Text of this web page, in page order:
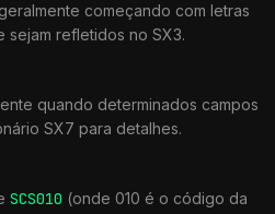
começando com letras
refletidos no SX3.
quando determinados campos
SX7 para detalhes.
SCS010 (onde 010 é o código da